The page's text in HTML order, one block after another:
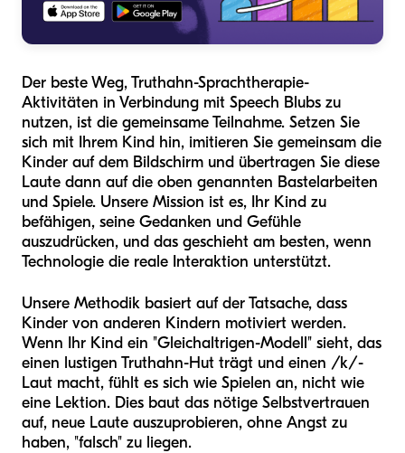
Der beste Weg, Truthahn-Sprachtherapie-
Aktivitäten in Verbindung mit Speech Blubs zu
nutzen, ist die gemeinsame Teilnahme. Setzen Sie
sich mit Ihrem Kind hin, imitieren Sie gemeinsam die
Kinder auf dem Bildschirm und übertragen Sie diese
Laute dann auf die oben genannten Bastelarbeiten
und Spiele. Unsere Mission ist es, Ihr Kind zu
befähigen, seine Gedanken und Gefühle
auszudrücken, und das geschieht am besten, wenn
Technologie die reale Interaktion unterstützt.
Unsere Methodik basiert auf der Tatsache, dass
Kinder von anderen Kindern motiviert werden.
Wenn Ihr Kind ein "Gleichaltrigen-Modell" sieht, das
einen lustigen Truthahn-Hut trägt und einen /k/-
Laut macht, fühlt es sich wie Spielen an, nicht wie
eine Lektion. Dies baut das nötige Selbstvertrauen
auf, neue Laute auszuprobieren, ohne Angst zu
haben, "falsch" zu liegen.